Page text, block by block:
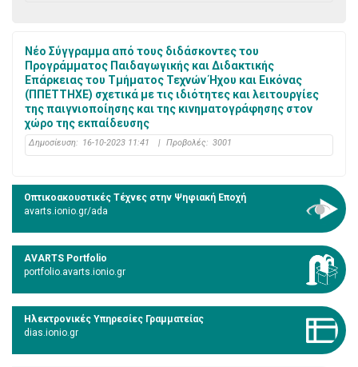
Νέο Σύγγραμμα από τους διδάσκοντες του
Προγράμματος Παιδαγωγικής και Διδακτικής
Επάρκειας του Τμήματος Τεχνών Ήχου και Εικόνας
(ΠΠΕΤΤΗΧΕ) σχετικά με τις ιδιότητες και λειτουργίες
της παιγνιοποίησης και της κινηματογράφησης στον
χώρο της εκπαίδευσης
Δημοσίευση: 16-10-2023 11:41 | Προβολές: 3001
Οπτικοακουστικές Τέχνες στην Ψηφιακή Εποχή
avarts.ionio.gr/ada
AVARTS Portfolio
portfolio.avarts.ionio.gr
Ηλεκτρονικές Υπηρεσίες Γραμματείας
dias.ionio.gr